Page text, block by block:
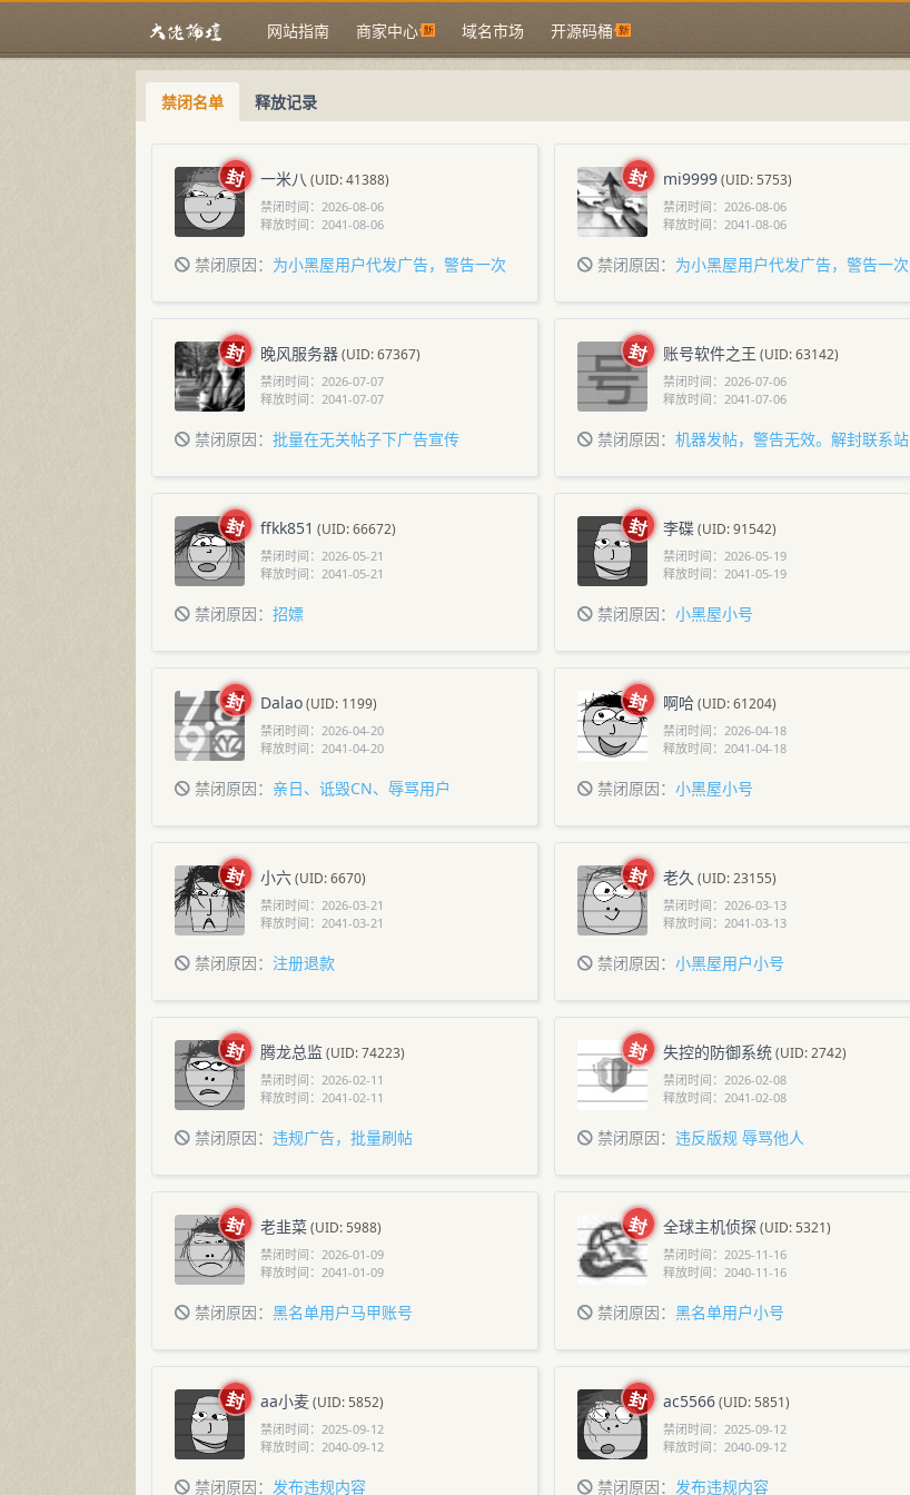
网站指南 商家中心 域名市场 开源码桶
禁闭名单 释放记录
一米八 (UID: 41388)
禁闭时间： 2026-08-06
释放时间： 2041-08-06
禁闭原因： 为小黑屋用户代发广告，警告一次
mi9999(UID: 5753)
禁闭时间： 2026-08-06
释放时间： 2041-08-06
禁闭原因： 为小黑屋用户代发广告，警告一次
晚风服务器(UID: 67367)
禁闭时间： 2026-07-07
释放时间： 2041-07-07
禁闭原因： 批量在无关帖子下广告宣传
账号软件之王 (UID: 63142)
禁闭时间： 2026-07-06
释放时间： 2041-07-06
禁闭原因： 机器发帖，警告无效。解封联系站
ffkk851 (UID: 66672)
禁闭时间： 2026-05-21
释放时间： 2041-05-21
禁闭原因： 招嫖
李碟(UID: 91542)
禁闭时间： 2026-05-19
释放时间： 2041-05-19
禁闭原因： 小黑屋小号
Dalao(UID: 1199)
禁闭时间： 2026-04-20
释放时间： 2041-04-20
禁闭原因： 亲日、诋毁CN、辱骂用户
啊哈(UID: 61204)
禁闭时间： 2026-04-18
释放时间： 2041-04-18
禁闭原因： 小黑屋小号
小六(UID: 6670)
禁闭时间： 2026-03-21
释放时间： 2041-03-21
禁闭原因： 注册退款
老久 (UID: 23155)
禁闭时间： 2026-03-13
释放时间： 2041-03-13
禁闭原因： 小黑屋用户小号
腾龙总监(UID: 74223)
禁闭时间： 2026-02-11
释放时间： 2041-02-11
禁闭原因： 违规广告，批量刷帖
失控的防御系统(UID: 2742)
禁闭时间： 2026-02-08
释放时间： 2041-02-08
禁闭原因： 违反版规 辱骂他人
老韭菜(UID: 5988)
禁闭时间： 2026-01-09
释放时间： 2041-01-09
禁闭原因： 黑名单用户马甲账号
全球主机侦探 (UID: 5321)
禁闭时间： 2025-11-16
释放时间： 2040-11-16
禁闭原因： 黑名单用户小号
aa小麦(UID: 5852)
禁闭时间： 2025-09-12
释放时间： 2040-09-12
禁闭原因： 发布违规内容
ac5566(UID: 5851)
禁闭时间： 2025-09-12
释放时间： 2040-09-12
禁闭原因： 发布违规内容